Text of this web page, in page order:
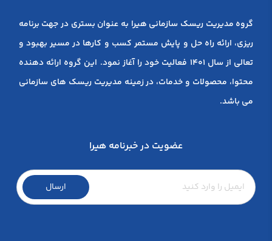
گروه مدیریت ریسک سازمانی هیرا به عنوان بستری در جهت برنامه
ریزی، ارائه راه حل و پایش مستمر کسب و کارها در مسیر بهبود و
تعالی از سال 1401 فعالیت خود را آغاز نمود. این گروه ارائه دهنده
محتوا، محصولات و خدمات، در زمینه مدیریت ریسک های سازمانی
می باشد.
عضویت در خبرنامه هیرا
ارسال